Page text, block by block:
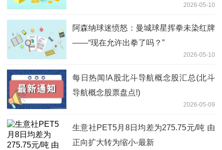
2026-05-10
阿森纳球迷愤怒：曼城球星挥拳未染红牌
——“现在允许出拳了吗？”
2026-05-10
每日热闻!A股北斗导航概念股汇总(北斗
导航概念股票盘点!)
2026-05-09
生意社PET5月8日均差为275.75元/吨 由
正向扩大转为缩小-最新